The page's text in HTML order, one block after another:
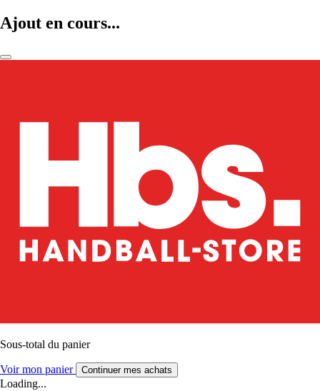
Ajout en cours...
Sous-total du panier
Voir mon panier Continuer mes achats
Loading...